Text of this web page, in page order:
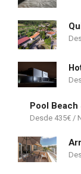
Pool Beach
435€